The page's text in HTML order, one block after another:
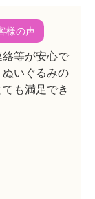
様の声
絡等が安心で
ぬいぐるみの
も満足でき